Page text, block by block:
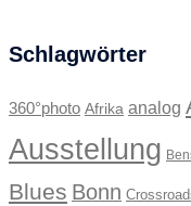
Schlagwörter
360°photo Afrika analog
Ausstellung
Blues Bonn